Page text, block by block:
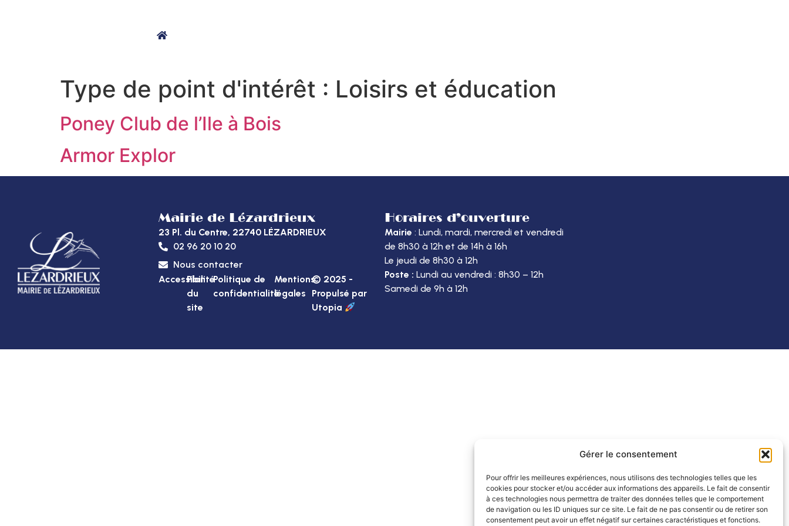
Gérer le consentement
Pour offrir les meilleures expériences, nous utilisons des technologies telles que les
cookies pour stocker et/ou accéder aux informations des appareils. Le fait de consentir
à ces technologies nous permettra de traiter des données telles que le comportement
de navigation ou les ID uniques sur ce site. Le fait de ne pas consentir ou de retirer son
consentement peut avoir un effet négatif sur certaines caractéristiques et fonctions.
Type de point d'intérêt : Loisirs et éducation
Poney Club de l’Ile à Bois
Armor Explor
Mairie de Lézardrieux
23 Pl. du Centre, 22740 LÉZARDRIEUX
02 96 20 10 20
Nous contacter
Accessibilité
Plan
du
site
Politique de
confidentialité
Mentions
légales
© 2025 -
Propulsé par
Utopia
Horaires d’ouverture
Mairie : Lundi, mardi, mercredi et vendredi
de 8h30 à 12h et de 14h à 16h
Le jeudi de 8h30 à 12h
Poste :Lundi au vendredi : 8h30 – 12h
Samedi de 9h à 12h